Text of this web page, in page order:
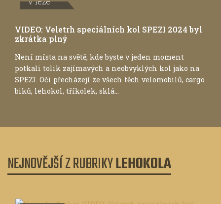
VIDEO: Veletrh speciálních kol SPEZI 2024 byl
zkrátka plný
Není místa na světě, kde byste v jeden moment
potkali tolik zajímavých a neobvyklých kol jako na
SPEZI. Oči přecházejí ze všech těch velomobilů, cargo
biků, lehokol, tříkolek, sklá...
NEJNOVĚJŠÍ Z RUBRIKYLEHOKOLA